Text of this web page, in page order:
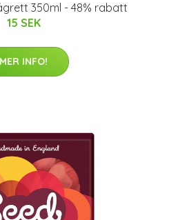
350ml - 48% rabatt
15 SEK
MER INFO!